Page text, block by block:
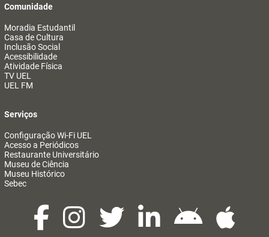
Comunidade
Moradia Estudantil
Casa de Cultura
Inclusão Social
Acessibilidade
Atividade Física
TV UEL
UEL FM
Serviços
Configuração Wi-Fi UEL
Acesso a Periódicos
Restaurante Universitário
Museu de Ciência
Museu Histórico
Sebec